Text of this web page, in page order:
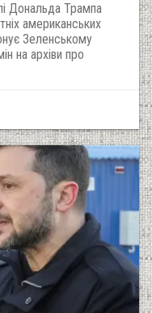
Дональда Трампа
американських
Зеленському
на архіви про